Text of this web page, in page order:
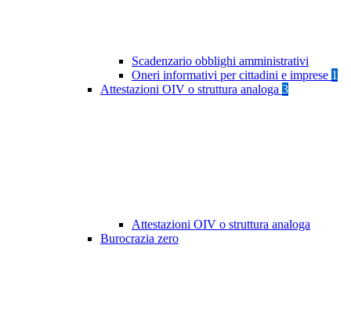
Scadenzario obblighi amministrativi
Oneri informativi per cittadini e imprese 1
Attestazioni OIV o struttura analoga 3
Attestazioni OIV o struttura analoga
Burocrazia zero